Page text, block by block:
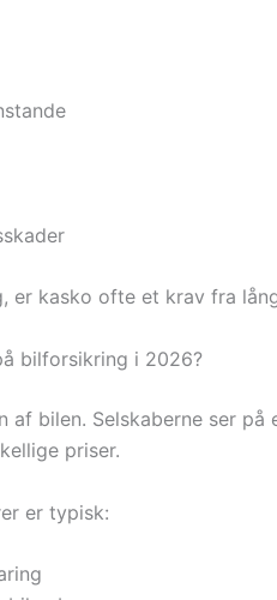
er kasko ofte et krav fra
bilforsikring i 2026?
af bilen. Selskaberne ser
priser.
er typisk: